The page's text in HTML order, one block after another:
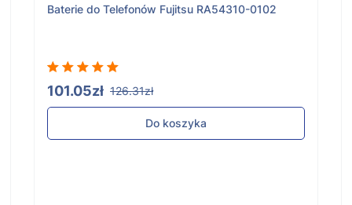
Baterie do Telefonów Fujitsu RA54310-0102
101.05zł 126.31zł
Do koszyka